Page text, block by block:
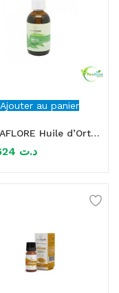
Ajouter au panier
ALMAFLORE Huile d’Ortie 50 ml
د.ت